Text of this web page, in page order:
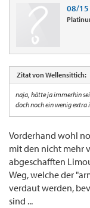
08/15
Zitat von Wellensittich:
naja, hätte ja immerhin
doch noch ein wenig extra
Vorderhand wohl
mit den nicht mehr
abgeschafften
Weg, welche der
verdaut werden,
sind ...